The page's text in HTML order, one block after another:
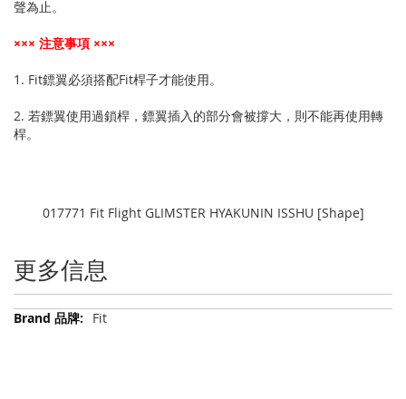
聲為止。
××× 注意事項 ×××
1. Fit鏢翼必須搭配Fit桿子才能使用。
2. 若鏢翼使用過鎖桿，鏢翼插入的部分會被撐大，則不能再使用轉
桿。
017771 Fit Flight GLIMSTER HYAKUNIN ISSHU [Shape]
更多信息
更
Fit